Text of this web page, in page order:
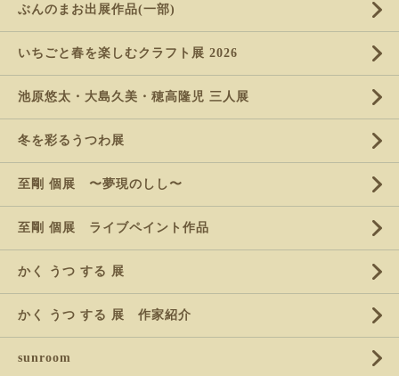
ぶんのまお出展作品(一部)
いちごと春を楽しむクラフト展 2026
池原悠太・大島久美・穂高隆児 三人展
冬を彩るうつわ展
至剛 個展 〜夢現のしし〜
至剛 個展 ライブペイント作品
かく うつ する 展
かく うつ する 展 作家紹介
sunroom